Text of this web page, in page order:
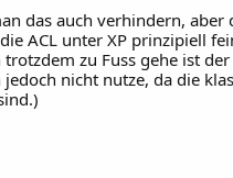
das auch verhindern,
ACL unter XP prinzipiell
zu Fuss gehe ist
nicht nutze, da die